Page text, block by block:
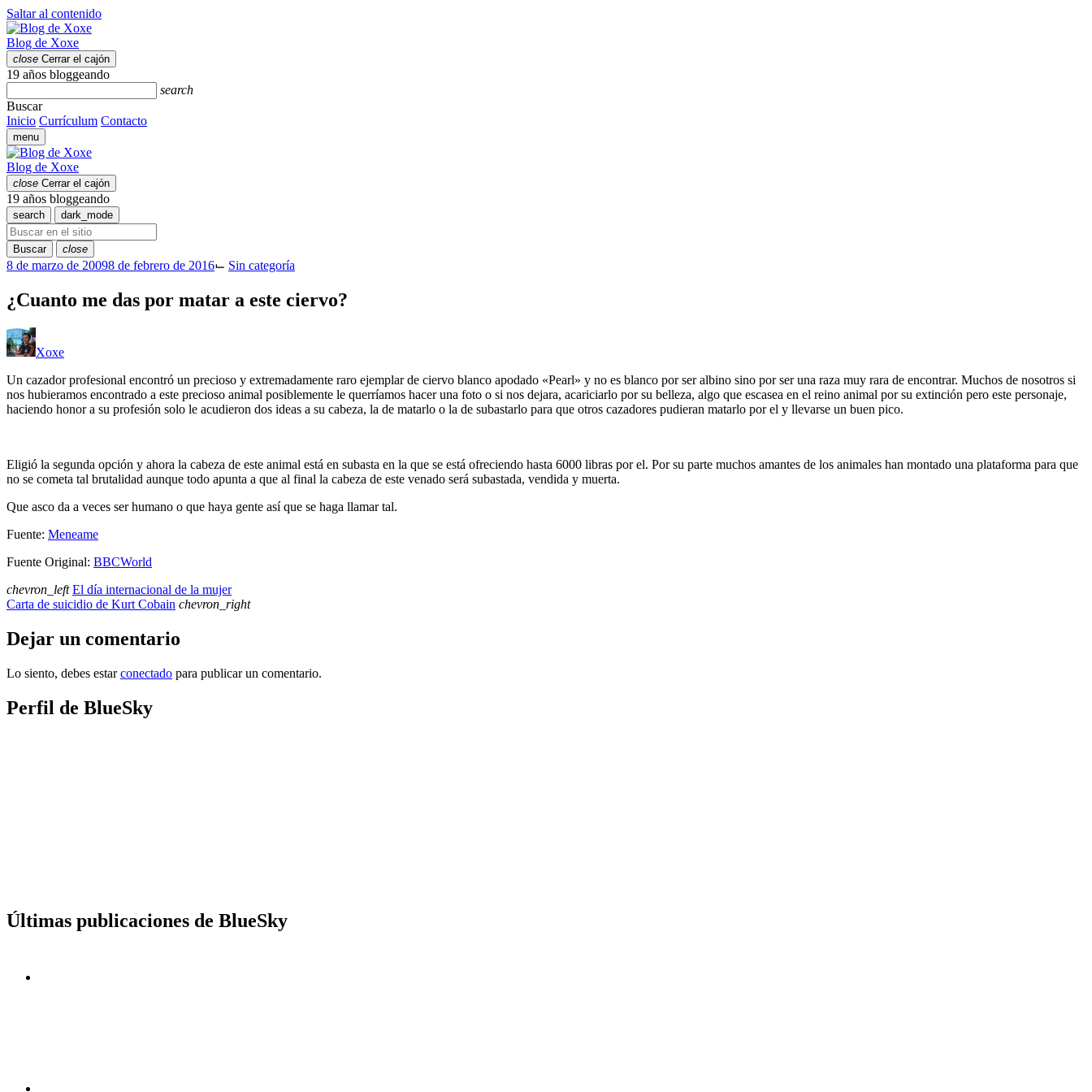
Saltar al contenido
Blog de Xoxe
close Cerrar el cajón
19 años bloggeando
search
Buscar
Inicio Currículum Contacto
menu
Blog de Xoxe
close Cerrar el cajón
19 años bloggeando
search dark_mode
Buscar close
8 de marzo de 20098 de febrero de 2016⌙ Sin categoría
¿Cuanto me das por matar a este ciervo?
Xoxe
Un cazador profesional encontró un precioso y extremadamente raro ejemplar de ciervo blanco apodado «Pearl» y no es blanco por ser albino sino por ser una raza muy rara de encontrar. Muchos de nosotros si
nos hubieramos encontrado a este precioso animal posiblemente le querríamos hacer una foto o si nos dejara, acariciarlo por su belleza, algo que escasea en el reino animal por su extinción pero este personaje,
haciendo honor a su profesión solo le acudieron dos ideas a su cabeza, la de matarlo o la de subastarlo para que otros cazadores pudieran matarlo por el y llevarse un buen pico.
Eligió la segunda opción y ahora la cabeza de este animal está en subasta en la que se está ofreciendo hasta 6000 libras por el. Por su parte muchos amantes de los animales han montado una plataforma para que
no se cometa tal brutalidad aunque todo apunta a que al final la cabeza de este venado será subastada, vendida y muerta.
Que asco da a veces ser humano o que haya gente así que se haga llamar tal.
Fuente: Meneame
Fuente Original: BBCWorld
chevron_left El día internacional de la mujer
Carta de suicidio de Kurt Cobain chevron_right
Dejar un comentario
Lo siento, debes estarconectado para publicar un comentario.
Perfil de BlueSky
Últimas publicaciones de BlueSky